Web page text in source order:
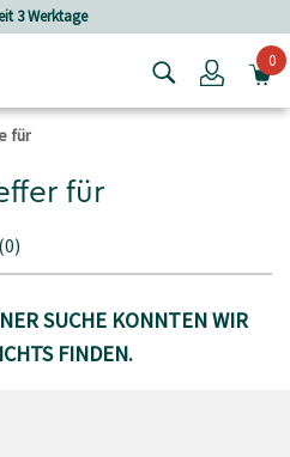
3 Werktage
Login0
für
für
(0)
SUCHE KONNTEN WIR
FINDEN.